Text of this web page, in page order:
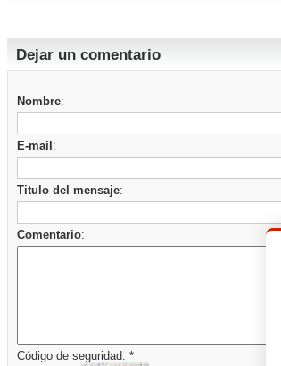
Dejar un comentario
Nombre:
E-mail :
Titulo del mensaje:
Comentario:
Código de seguridad: *